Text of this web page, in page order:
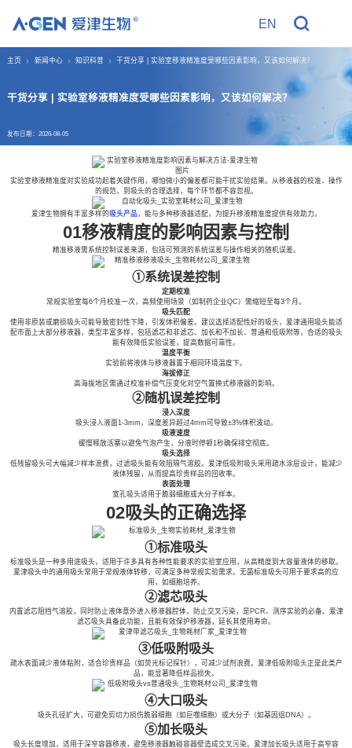
R EN
主页 新闻中心 知识科普 干货分享 | 实验室移液精准度受哪些因素影响，又该如何解决？
干货分享 | 实验室移液精准度受哪些因素影响，又该如何解决？
发布日期：2026-08-05
实验室移液精准度对实验成功起着关键作用，哪怕微小的偏差都可能干扰实验结果。从移液器的校准、操作
的规范，到吸头的合理选择，每个环节都不容忽视。
爱津生物拥有丰富多样的 吸头产品，能与多种移液器适配，为提升移液精准度提供有效助力。
01移液精度的影响因素与控制
精准移液需系统控制误差来源，包括可预测的系统误差与操作相关的随机误差。
①系统误差控制
定期校准
常规实验室每6个月校准一次，高频使用场景（如制药企业QC）需缩短至每3个月。
吸头匹配
使用非原装或磨损吸头可能导致密封性下降，引发体积偏差。建议选择适配性好的吸头，爱津通用吸头能适
配市面上大部分移液器，类型丰富多样，包括滤芯和非滤芯、加长和不加长、普通和低吸附等，合适的吸头
能有效降低实验误差，提高数据可靠性。
温度平衡
实验前将液体与移液器置于相同环境温度下。
海拔修正
高海拔地区需通过校准补偿气压变化对空气置换式移液器的影响。
②随机误差控制
浸入深度
吸头浸入液面1-3mm，深度差异超过4mm可导致±3%体积波动。
吸液速度
缓慢释放活塞以避免气泡产生，分液时停顿1秒确保排空彻底。
吸头选择
低残留吸头可大幅减少样本浪费，过滤吸头能有效阻隔气溶胶。爱津低吸附吸头采用疏水涂层设计，能减少
液体残留，从而提高珍贵样品的回收率。
表面处理
宽孔吸头适用于脆弱细胞或大分子样本。
02吸头的正确选择
①标准吸头
标准吸头是一种多用途吸头，适用于许多具有各种性能要求的实验室应用，从高精度到大容量液体的移取。
爱津吸头中的通用吸头常用于常规液体转移，可满足多种常规实验需求。无菌标准吸头可用于要求高的应
用，如细胞培养。
②滤芯吸头
内置滤芯阻挡气溶胶，同时防止液体意外进入移液器腔体，防止交叉污染，是PCR、测序实验的必备。爱津
滤芯吸头具备此功能，且能有效保护移液器，延长其使用寿命。
③低吸附吸头
疏水表面减少液体粘附，适合珍贵样品（如荧光标记探针），可减少试剂浪费。爱津低吸附吸头正是此类产
品，能显著降低样品损失。
④大口吸头
吸头孔径扩大，可避免剪切力损伤脆弱细胞（如巨噬细胞）或大分子（如基因组DNA）。
⑤加长吸头
吸头长度增加，适用于深窄容器移液，避免移液器触碰容器壁造成交叉污染。爱津加长吸头适用于高窄容